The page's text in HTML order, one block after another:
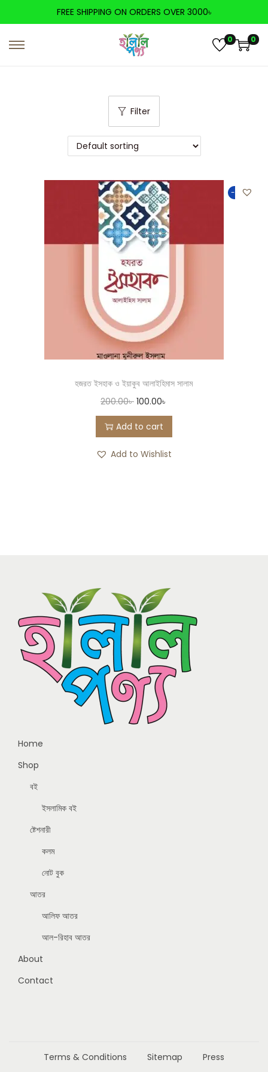
FREE SHIPPING ON ORDERS OVER 3000৳
0 0
Filter
-50%
হজরত ইসহাক ও ইয়াকুব আলাইহিমাস সালাম
200.00৳ 100.00৳
Add to cart
Add to Wishlist
Home
Shop
বই
ইসলামিক বই
ষ্টেশনারী
কলম
নোট বুক
আতর
আলিফ আতর
আল-রিহাব আতর
About
Contact
Terms & Conditions Sitemap Press